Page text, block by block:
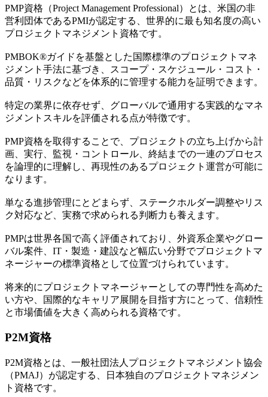
PMP資格（Project Management Professional）とは、米国の非
営利団体であるPMIが認定する、世界的に最も知名度の高い
プロジェクトマネジメント資格です。
PMBOK®ガイドを基盤とした国際標準のプロジェクトマネ
ジメント手法に基づき、スコープ・スケジュール・コスト・
品質・リスクなどを体系的に管理する能力を証明できます。
特定の業界に依存せず、グローバルで通用する実践的なマネ
ジメントスキルを評価される点が特徴です。
PMP資格を取得することで、プロジェクトの立ち上げから計
画、実行、監視・コントロール、終結までの一連のプロセス
を論理的に理解し、再現性のあるプロジェクト運営が可能に
なります。
単なる進捗管理にとどまらず、ステークホルダー調整やリス
ク対応など、実務で求められる判断力も養えます。
PMPは世界各国で高く評価されており、外資系企業やグロー
バル案件、IT・製造・建設など幅広い分野でプロジェクトマ
ネージャーの標準資格として位置づけられています。
将来的にプロジェクトマネージャーとしての専門性を高めた
い方や、国際的なキャリア展開を目指す方にとって、信頼性
と市場価値を大きく高められる資格です。
P2M資格
P2M資格とは、一般社団法人プロジェクトマネジメント協会
（PMAJ）が認定する、日本独自のプロジェクトマネジメン
ト資格です。